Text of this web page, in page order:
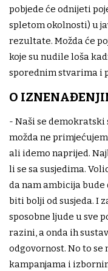
pobjede će odnijeti
spletom okolnosti) u
rezultate. Možda će
koje su nudile loša
sporednim stvarima
O
- Naši se
možda ne
ali idemo naprijed.
li se sa susjedima.
da nam ambicija bude
biti bolji od susjeda. I
sposobne ljude u sve
razini, a onda ih
odgovornost. No to
kampanjama i